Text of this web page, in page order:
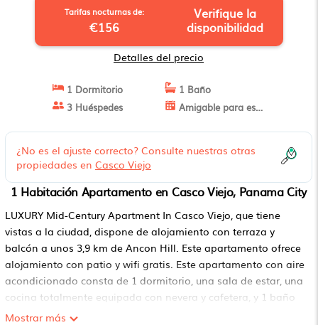
Tarifas nocturnas de:
€156
Verifique la
disponibilidad
Detalles del precio
1 Dormitorio
1 Baño
3 Huéspedes
Amigable para estancias largas
¿No es el ajuste correcto? Consulte nuestras otras
propiedades en Casco Viejo
1 Habitación Apartamento en Casco Viejo, Panama City
LUXURY Mid-Century Apartment In Casco Viejo, que tiene
vistas a la ciudad, dispone de alojamiento con terraza y
balcón a unos 3,9 km de Ancon Hill. Este apartamento ofrece
alojamiento con patio y wifi gratis. Este apartamento con aire
acondicionado consta de 1 dormitorio, una sala de estar, una
cocina totalmente equipada con nevera y cafetera, y 1 baño
con bañera o ducha y artículos de aseo gratuitos. Hay toallas
Mostrar más